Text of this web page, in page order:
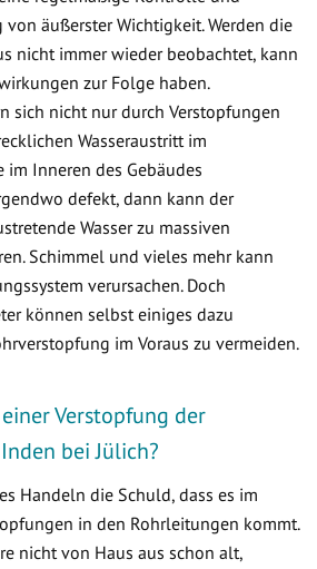
äußerster Wichtigkeit. Werden die
nicht immer wieder beobachtet, kann
zur Folge haben.
sich nicht nur durch Verstopfungen
Wasseraustritt im
im Inneren des Gebäudes
defekt, dann kann der
Wasser zu massiven
Schimmel und vieles mehr kann
verursachen. Doch
können selbst einiges dazu
im Voraus zu vermeiden.
Verstopfung der
bei Jülich?
Handeln die Schuld, dass es im
in den Rohrleitungen kommt.
nicht von Haus aus schon alt,